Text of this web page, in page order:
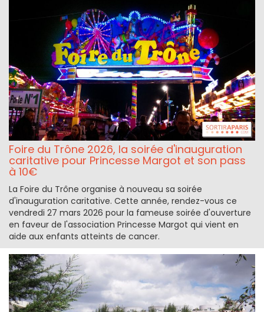
Foire du Trône 2026, la soirée d'inauguration
caritative pour Princesse Margot et son pass
à 10€
La Foire du Trône organise à nouveau sa soirée
d'inauguration caritative. Cette année, rendez-vous ce
vendredi 27 mars 2026 pour la fameuse soirée d'ouverture
en faveur de l'association Princesse Margot qui vient en
aide aux enfants atteints de cancer.